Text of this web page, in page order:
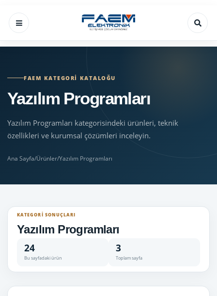
FAEM KATEGORI KATALOĞU
Yazılım Programları
Yazılım Programları kategorisindeki ürünleri, teknik
özellikleri ve kurumsal çözümleri inceleyin.
Ana Sayfa/Ürünler/Yazılım Programları
KATEGORI SONUÇLARI
Yazılım Programları
24
Bu sayfadaki ürün
3
Toplam sayfa